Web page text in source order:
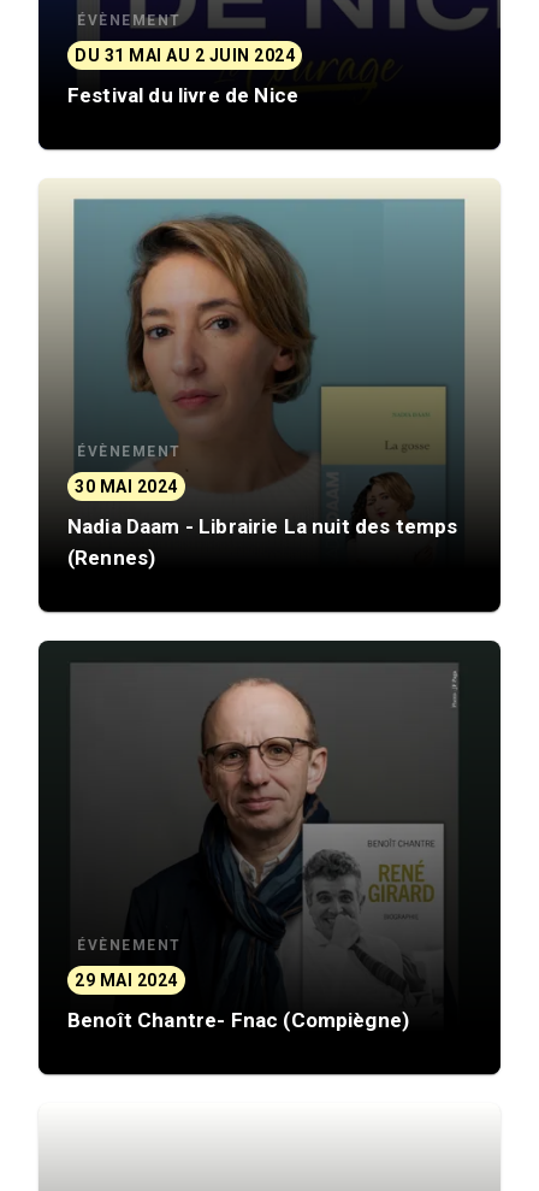
ÉVÈNEMENT
DU 31 MAI AU 2 JUIN 2024
Festival du livre de Nice
ÉVÈNEMENT
30 MAI 2024
Nadia Daam - Librairie La nuit des temps
(Rennes)
ÉVÈNEMENT
29 MAI 2024
Benoît Chantre- Fnac (Compiègne)